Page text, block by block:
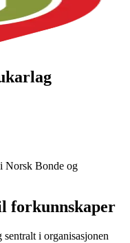
Norsk Bonde og
forkunnskaper
i organisasjonen